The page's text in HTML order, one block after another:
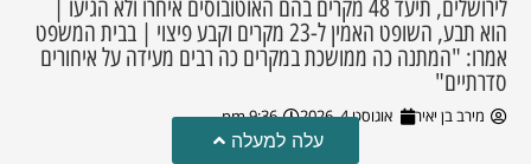
לירושלים, תיעד 48 מקרים בהם האוטובוסים איחרו ולא הגיעו |
הוא תבע, השופט האמין ל-23 מקרים וקבע פיצוי | בבית המשפט
אמרו: "המתנה כה ממושכת במקרים כה רבים מעידה על איחורים
סדרתיים"
מירב בן יאיר אוגוסט 4, 2026 9:36 pm
עלה למעלה